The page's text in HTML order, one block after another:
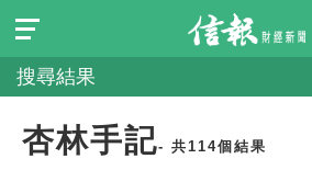
搜尋結果
杏林手記- 共114個結果